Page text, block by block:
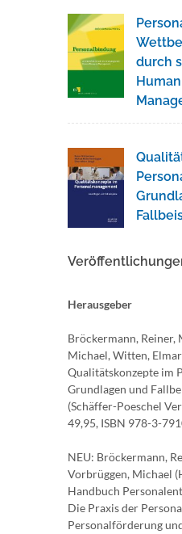
durch
Herausgeber
Bröckermann,
Michael, Witten,
Qualitätskonzepte im
Grundlagen und
(Schäffer-Poeschel
49,95, ISBN 978-3-
NEU: Bröckermann,
Vorbrüggen, Michael
Handbuch
Die Praxis der
Personalförderung